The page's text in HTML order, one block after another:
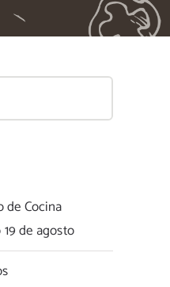
de Cocina
de agosto